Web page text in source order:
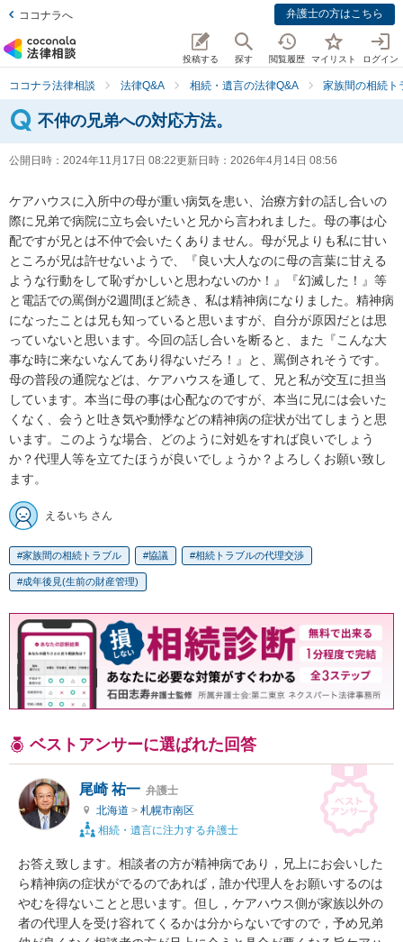
ココナラへ 弁護士の方はこちら
投稿する 探す 閲覧履歴 マイリスト ログイン
ココナラ法律相談 法律Q&A 相続・遺言の法律Q&A 家族間の相続ト
不仲の兄弟への対応方法。
公開日時： 2024年11月17日 08:22更新日時： 2026年4月14日 08:56
ケアハウスに入所中の母が重い病気を患い、治療方針の話し合いの
際に兄弟で病院に立ち会いたいと兄から言われました。母の事は心
配ですが兄とは不仲で会いたくありません。母が兄よりも私に甘い
ところが兄は許せないようで、『良い大人なのに母の言葉に甘える
ような行動をして恥ずかしいと思わないのか！』『幻滅した！』等
と電話での罵倒が2週間ほど続き、私は精神病になりました。精神病
になったことは兄も知っていると思いますが、自分が原因だとは思
っていないと思います。今回の話し合いを断ると、また『こんな大
事な時に来ないなんてあり得ないだろ！』と、罵倒されそうです。
母の普段の通院などは、ケアハウスを通して、兄と私が交互に担当
しています。本当に母の事は心配なのですが、本当に兄には会いた
くなく、会うと吐き気や動悸などの精神病の症状が出てしまうと思
います。このような場合、どのように対処をすれば良いでしょう
か？代理人等を立てたほうが良いでしょうか？よろしくお願い致し
ます。
えるいち さん
家族間の相続トラブル 協議 相続トラブルの代理交渉
成年後見(生前の財産管理)
ベストアンサーに選ばれた回答
尾崎 祐一 弁護士
北海道 > 札幌市南区
相続・遺言に注力する弁護士
お答え致します。相談者の方が精神病であり，兄上にお会いした
ら精神病の症状がでるのであれば，誰か代理人をお願いするのは
やむを得ないことと思います。但し，ケアハウス側が家族以外の
者の代理人を受け容れてくるかは分からないですので，予め兄弟